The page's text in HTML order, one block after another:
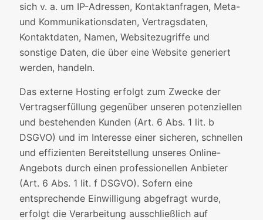
sich v. a. um IP-Adressen, Kontaktanfragen, Meta-
und Kommunikationsdaten, Vertragsdaten,
Kontaktdaten, Namen, Websitezugriffe und
sonstige Daten, die über eine Website generiert
werden, handeln.
Das externe Hosting erfolgt zum Zwecke der
Vertragserfüllung gegenüber unseren potenziellen
und bestehenden Kunden (Art. 6 Abs. 1 lit. b
DSGVO) und im Interesse einer sicheren, schnellen
und effizienten Bereitstellung unseres Online-
Angebots durch einen professionellen Anbieter
(Art. 6 Abs. 1 lit. f DSGVO). Sofern eine
entsprechende Einwilligung abgefragt wurde,
erfolgt die Verarbeitung ausschließlich auf